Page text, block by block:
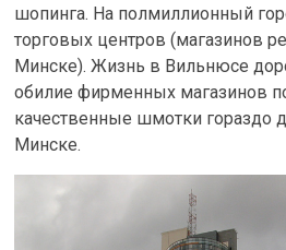
шопинга. На полмиллионный
торговых центров (магазинов
Минске). Жизнь в Вильнюсе
обилие фирменных магазинов
качественные шмотки гораздо
Минске.